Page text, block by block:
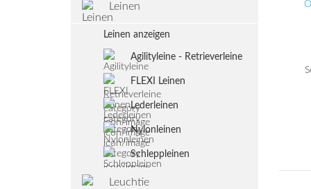
Leinen
Leinen anzeigen
Agilityleine - Retrieverleine
FLEXI Leinen
Lederleinen
Nylonleinen
Schleppleinen
Leuchtie